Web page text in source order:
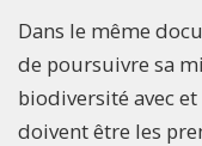
Dans le même
de poursuivre sa
biodiversité avec
doivent être les